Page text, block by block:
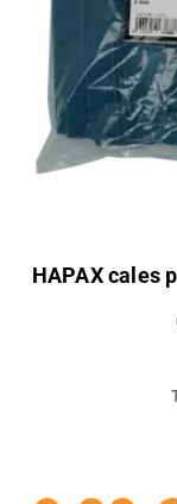
HAPAX cales